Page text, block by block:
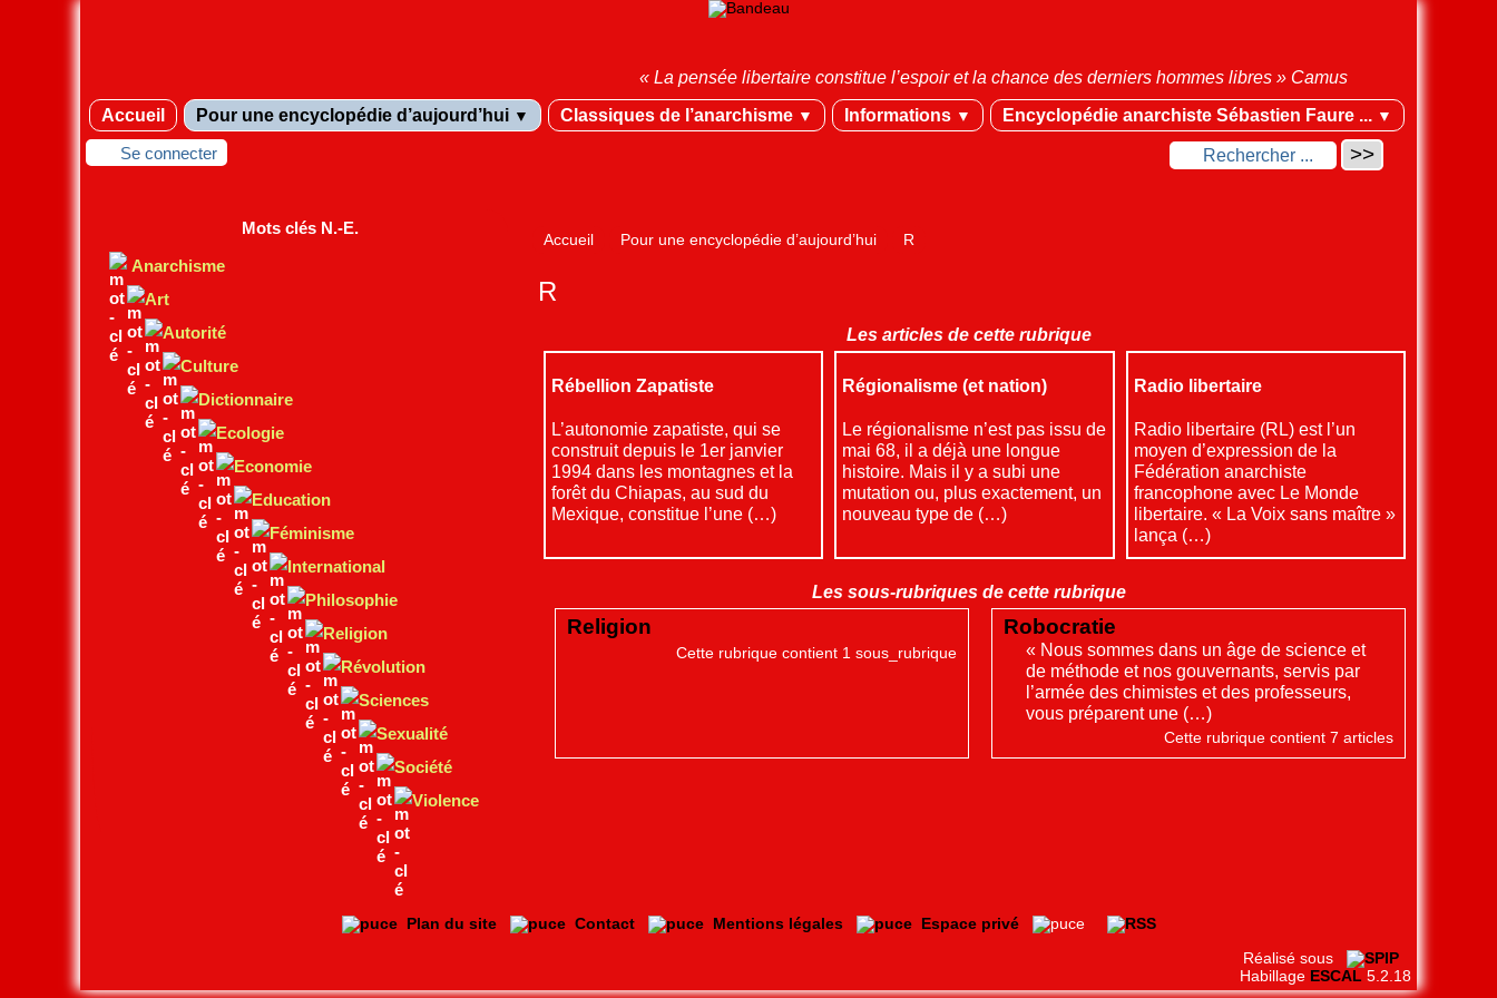
« La pensée libertaire constitue l’espoir et la chance des derniers hommes libres » Camus
Accueil Pour une encyclopédie d’aujourd’hui ▼ Classiques de l’anarchisme ▼ Informations ▼ Encyclopédie anarchiste Sébastien Faure ... ▼
Se connecter
Accueil Pour une encyclopédie d’aujourd’hui R
R
Les articles de cette rubrique
Rébellion Zapatiste
L’autonomie zapatiste, qui se
construit depuis le 1er janvier
1994 dans les montagnes et la
forêt du Chiapas, au sud du
Mexique, constitue l’une (…)
Régionalisme (et nation)
Le régionalisme n’est pas issu de
mai 68, il a déjà une longue
histoire. Mais il y a subi une
mutation ou, plus exactement, un
nouveau type de (…)
Radio libertaire
Radio libertaire (RL) est l’un
moyen d’expression de la
Fédération anarchiste
francophone avec Le Monde
libertaire. « La Voix sans maître »
lança (…)
Les sous-rubriques de cette rubrique
Religion
Cette rubrique contient 1 sous_rubrique
Robocratie
« Nous sommes dans un âge de science et
de méthode et nos gouvernants, servis par
l’armée des chimistes et des professeurs,
vous préparent une (…)
Cette rubrique contient 7 articles
Mots clés N.-E.
Anarchisme
Art
Autorité
Culture
Dictionnaire
Ecologie
Economie
Education
Féminisme
International
Philosophie
Religion
Révolution
Sciences
Sexualité
Société
Violence
Plan du site Contact Mentions légales Espace privé
Réalisé sous
Habillage ESCAL 5.2.18